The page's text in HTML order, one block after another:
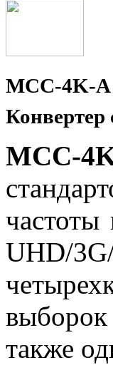
MCC-4K-A
Конвертер
MCC-
частоты
UHD/
также